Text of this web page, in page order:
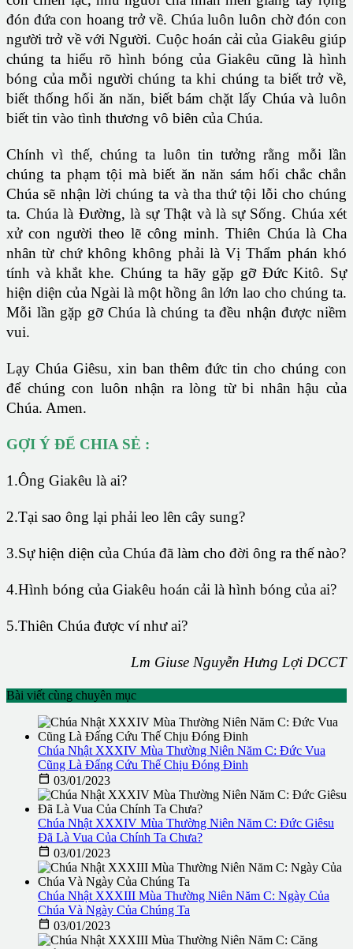
đón đứa con hoang trở về. Chúa luôn luôn chờ đón con
người trở về với Người. Cuộc hoán cải của Giakêu giúp
chúng ta hiểu rõ hình bóng của Giakêu cũng là hình
bóng của mỗi người chúng ta khi chúng ta biết trở về,
biết thống hối ăn năn, biết bám chặt lấy Chúa và luôn
biết tin vào tình thương vô biên của Chúa.
Chính vì thế, chúng ta luôn tin tưởng rằng mỗi lần
chúng ta phạm tội mà biết ăn năn sám hối chắc chắn
Chúa sẽ nhận lời chúng ta và tha thứ tội lỗi cho chúng
ta. Chúa là Đường, là sự Thật và là sự Sống. Chúa xét
xử con người theo lẽ công minh. Thiên Chúa là Cha
nhân từ chứ không không phải là Vị Thẩm phán khó
tính và khắt khe. Chúng ta hãy gặp gỡ Đức Kitô. Sự
hiện diện của Ngài là một hồng ân lớn lao cho chúng ta.
Mỗi lần gặp gỡ Chúa là chúng ta đều nhận được niềm
vui.
Lạy Chúa Giêsu, xin ban thêm đức tin cho chúng con
để chúng con luôn nhận ra lòng từ bi nhân hậu của
Chúa. Amen.
GỢI Ý ĐỂ CHIA SẺ :
1.Ông Giakêu là ai?
2.Tại sao ông lại phải leo lên cây sung?
3.Sự hiện diện của Chúa đã làm cho đời ông ra thế nào?
4.Hình bóng của Giakêu hoán cải là hình bóng của ai?
5.Thiên Chúa được ví như ai?
Lm Giuse Nguyễn Hưng Lợi DCCT
Bài viết cùng chuyên mục
Chúa Nhật XXXIV Mùa Thường Niên Năm C: Đức Vua
Cũng Là Đấng Cứu Thế Chịu Đóng Đinh
 03/01/2023
Chúa Nhật XXXIV Mùa Thường Niên Năm C: Đức Giêsu
Đã Là Vua Của Chính Ta Chưa?
 03/01/2023
Chúa Nhật XXXIII Mùa Thường Niên Năm C: Ngày Của
Chúa Và Ngày Của Chúng Ta
 03/01/2023